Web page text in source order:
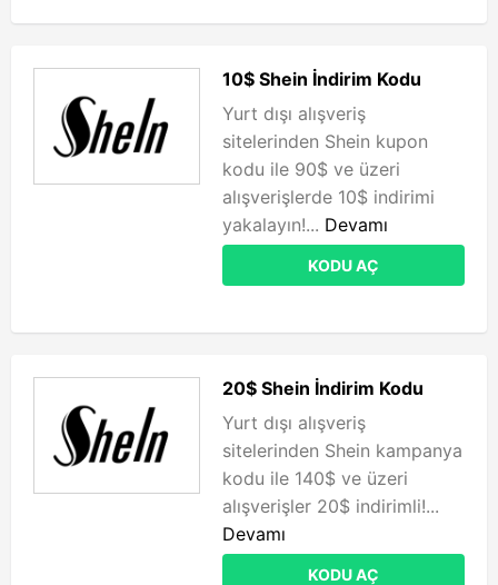
10$ Shein İndirim Kodu
Yurt dışı alışveriş
sitelerinden Shein kupon
kodu ile 90$ ve üzeri
alışverişlerde 10$ indirimi
yakalayın!... Devamı
KODU AÇ
20$ Shein İndirim Kodu
Yurt dışı alışveriş
sitelerinden Shein kampanya
kodu ile 140$ ve üzeri
alışverişler 20$ indirimli!...
Devamı
KODU AÇ